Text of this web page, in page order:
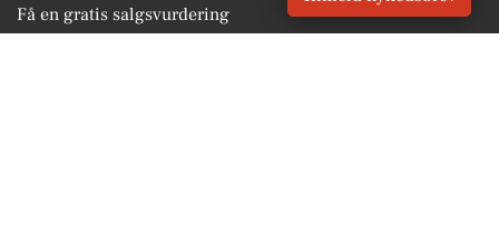
Få en gratis salgsvurdering